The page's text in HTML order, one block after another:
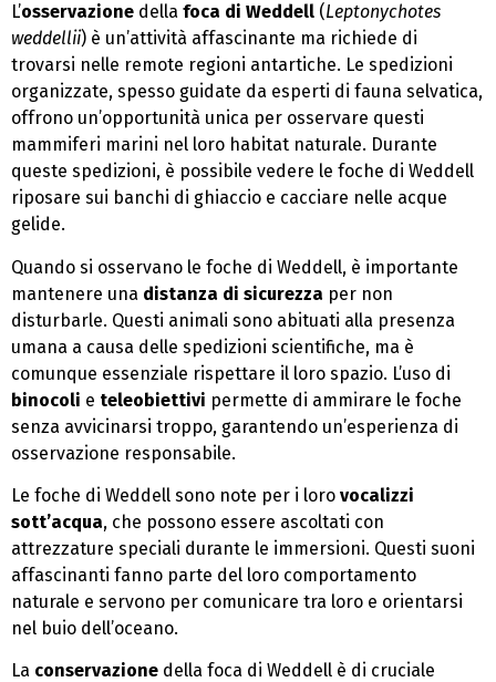
L’osservazione della foca di Weddell (Leptonychotes
weddellii) è un’attività affascinante ma richiede di
trovarsi nelle remote regioni antartiche. Le spedizioni
organizzate, spesso guidate da esperti di fauna selvatica,
offrono un’opportunità unica per osservare questi
mammiferi marini nel loro habitat naturale. Durante
queste spedizioni, è possibile vedere le foche di Weddell
riposare sui banchi di ghiaccio e cacciare nelle acque
gelide.
Quando si osservano le foche di Weddell, è importante
mantenere una distanza di sicurezza per non
disturbarle. Questi animali sono abituati alla presenza
umana a causa delle spedizioni scientifiche, ma è
comunque essenziale rispettare il loro spazio. L’uso di
binocoli e teleobiettivi permette di ammirare le foche
senza avvicinarsi troppo, garantendo un’esperienza di
osservazione responsabile.
Le foche di Weddell sono note per i loro vocalizzi
sott’acqua, che possono essere ascoltati con
attrezzature speciali durante le immersioni. Questi suoni
affascinanti fanno parte del loro comportamento
naturale e servono per comunicare tra loro e orientarsi
nel buio dell’oceano.
La conservazione della foca di Weddell è di cruciale